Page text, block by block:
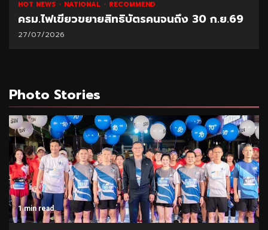
HOT NEWS NATIONAL RECOMMEND
ครม.ไฟเขียวขยายสิทธิบัตรคนจนถึง 30 ก.ย.69
27/07/2026
Photo Stories
1 min read